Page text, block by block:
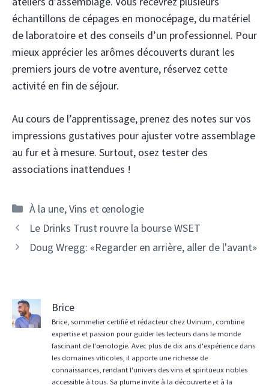
échantillons de cépages en monocépage, du matériel
de laboratoire et des conseils d’un professionnel. Pour
mieux apprécier les arômes découverts durant les
premiers jours de votre aventure, réservez cette
activité en fin de séjour.
Au cours de l’apprentissage, prenez des notes sur vos
impressions gustatives pour ajuster votre assemblage
au fur et à mesure. Surtout, osez tester des
associations inattendues !
Catégories
À la une,Vins et œnologie
Navigation
des
Le Drinks Trust rouvre la bourse WSET
Doug Wregg: «Regarder en arrière, aller de l'avant»
Brice
Brice, sommelier certifié et rédacteur chez Uvinum, combine
expertise et passion pour guider les lecteurs dans le monde
fascinant de l'œnologie. Avec plus de dix ans d'expérience dans
les domaines viticoles, il apporte une richesse de
connaissances, rendant l'univers des vins et spiritueux nobles
accessible à tous. Sa plume invite à la découverte et à la